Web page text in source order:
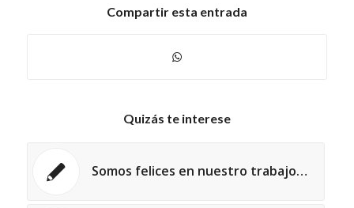
Compartir esta entrada
Quizás te interese
Somos felices en nuestro trabajo…